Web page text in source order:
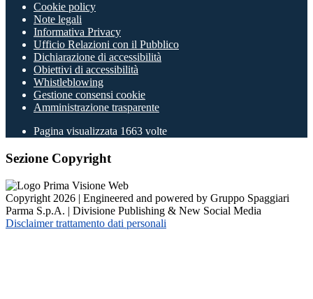
Cookie policy
Note legali
Informativa Privacy
Ufficio Relazioni con il Pubblico
Dichiarazione di accessibilità
Obiettivi di accessibilità
Whistleblowing
Gestione consensi cookie
Amministrazione trasparente
Pagina visualizzata 1663 volte
Sezione Copyright
Copyright 2026 | Engineered and powered by Gruppo Spaggiari
Parma S.p.A. | Divisione Publishing & New Social Media
Disclaimer trattamento dati personali